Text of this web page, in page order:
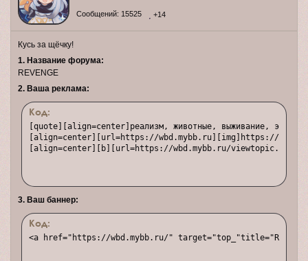
Сообщений: 15525 +14
Кусь за щёчку!
1. Название форума:
REVENGE
2. Ваша реклама:
Код:
[quote][align=center]реализм, животные, выживание,
[align=center][url=https://wbd.mybb.ru][img]https://
[align=center][b][url=https://wbd.mybb.ru/
3. Ваш баннер:
Код:
<a href="https://wbd.mybb.ru/"